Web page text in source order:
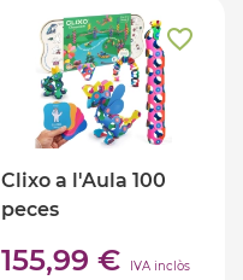
Clixo a l'Aula 100
peces
155,99 € IVA inclòs